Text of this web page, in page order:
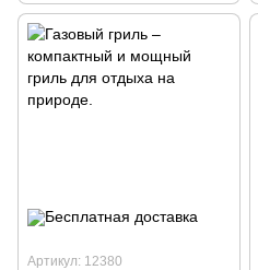
Артикул: 12380